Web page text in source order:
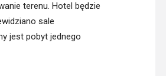
terenu. Hotel będzie
sale
jest pobyt jednego